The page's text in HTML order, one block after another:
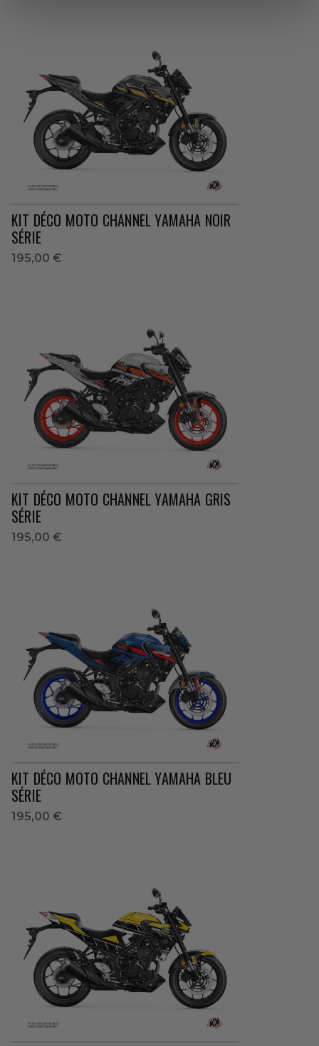
KIT DÉCO MOTO CHANNEL YAMAHA NOIR
SÉRIE
195,00 €
KIT DÉCO MOTO CHANNEL YAMAHA GRIS
SÉRIE
195,00 €
KIT DÉCO MOTO CHANNEL YAMAHA BLEU
SÉRIE
195,00 €